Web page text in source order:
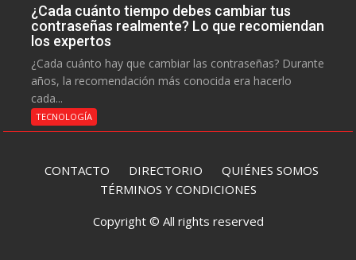
¿Cada cuánto tiempo debes cambiar tus
contraseñas realmente? Lo que recomiendan
los expertos
¿Cada cuánto hay que cambiar las contraseñas? Durante
años, la recomendación más conocida era hacerlo
cada...
TECNOLOGÍA
CONTACTO DIRECTORIO QUIÉNES SOMOS
TÉRMINOS Y CONDICIONES
Copyright © All rights reserved